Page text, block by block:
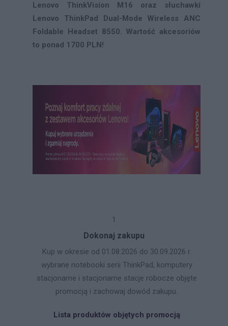
Lenovo ThinkVision M16 oraz słuchawki
Lenovo ThinkPad Dual-Mode Wireless ANC
Foldable Headset 8550. Wartość akcesoriów
to ponad 1700 PLN!
1
Dokonaj zakupu
Kup w okresie od 01.08.2026 do 30.09.2026 r.
wybrane notebooki serii ThinkPad, komputery
stacjonarne i stacjonarne stacje robocze objęte
promocją i zachowaj dowód zakupu.
Lista produktów objętych promocją